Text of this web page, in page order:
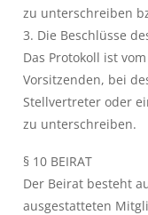
zu unterschreiben
3. Die Beschlüsse
Das Protokoll ist
Vorsitzenden, bei
Stellvertreter oder
zu unterschreiben.
§ 10 BEIRAT
Der Beirat besteht
ausgestatteten